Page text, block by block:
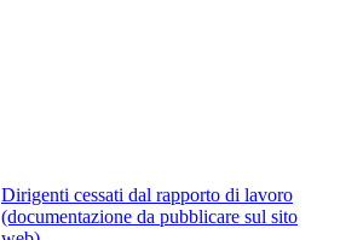
Dirigenti cessati dal rapporto di lavoro
(documentazione da pubblicare sul sito